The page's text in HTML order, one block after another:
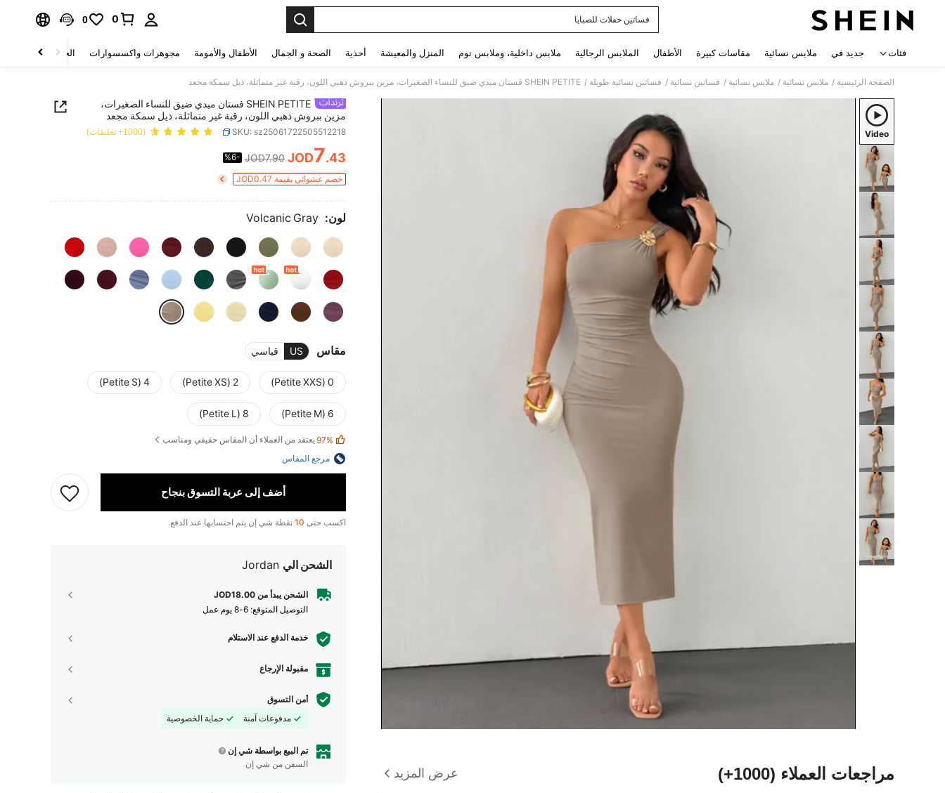
فساتين حفلات للصبايا
0
0
فئات جديد في ملابس نسائية مقاسات كبيرة الأطفال الملابس الرجالية ملابس داخلية، وملابس نوم المنزل والمعيشة أحذية الصحة و الجمال الأطفال والأمومة مجوهرات واكسسوارات الحقائب والأمتعة
الصفحة الرئيسية / ملابس نسائية / ملابس نسائية / فساتين نسائية / فساتين نسائية طويلة / SHEIN PETITE فستان ميدي ضيق للنساء الصغيرات، مزين ببروش ذهبي اللون، رقبة غير متماثلة، ذيل سمكة مجعد
Video
مراجعات العملاء (1000+) عرض المزيد
SHEIN PETITE فستان ميدي ضيق للنساء الصغيرات،
مزين ببروش ذهبي اللون، رقبة غير متماثلة، ذيل سمكة مجعد
SKU: sz25061722505512218 (1000+ تعليقات)
PRICE AND AVAILABILITY
JOD7.43
JOD7.90
%6-
خصم عشوائي بقيمة JOD0.47
لون: Volcanic Gray
مقاس US قياسي
0 (Petite XXS)
2 (Petite XS)
4 (Petite S)
6 (Petite M)
8 (Petite L)
97%يعتقد من العملاء أن المقاس حقيقي ومناسب
مرجع المقاس
أضف إلى عربة التسوق بنجاح
اكسب حتى 10 نقطة شي إن يتم احتسابها عند الدفع.
الشحن الي Jordan
الشحن يبدأ من JOD18.00
التوصيل المتوقع: 6-8 يوم عمل
خدمة الدفع عند الاستلام
مقبولة الإرجاع
أمن التسوق
مدفوعات آمنة
حماية الخصوصية
تم البيع بواسطة شي إن
السفن من شي إن